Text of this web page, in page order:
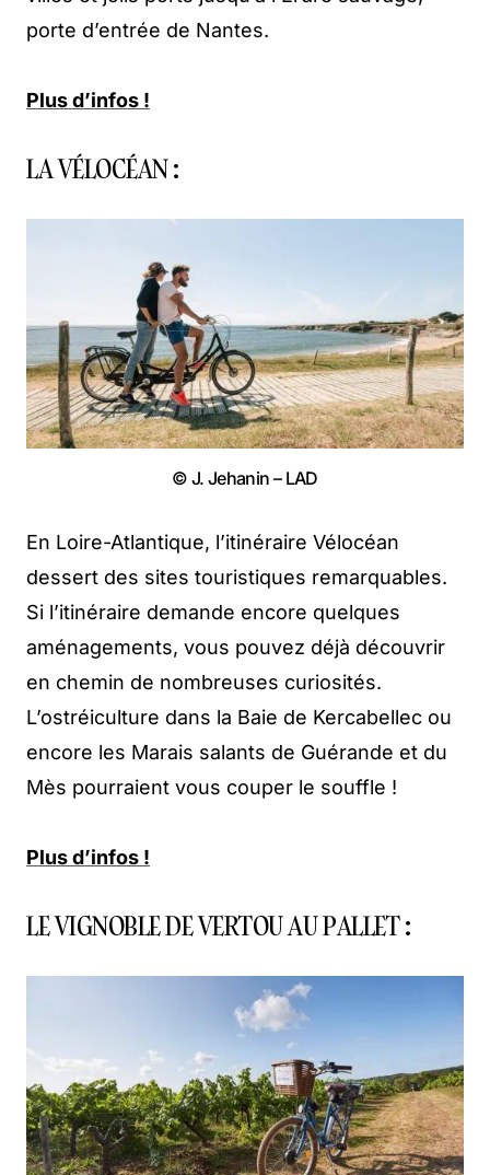
porte d’entrée de Nantes.
Plus d’infos !
LA VÉLOCÉAN :
© J. Jehanin – LAD
En Loire-Atlantique, l’itinéraire Vélocéan
dessert des sites touristiques remarquables.
Si l’itinéraire demande encore quelques
aménagements, vous pouvez déjà découvrir
en chemin de nombreuses curiosités.
L’ostréiculture dans la Baie de Kercabellec ou
encore les Marais salants de Guérande et du
Mès pourraient vous couper le souffle !
Plus d’infos !
LE VIGNOBLE DE VERTOU AU PALLET :